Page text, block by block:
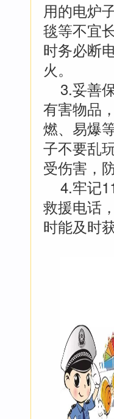
用的电炉
毯等不宜
时务必断
火。
3.妥善
有害物品
燃、易爆
子不要乱
受伤害，
4.牢记
救援电话
时能及时